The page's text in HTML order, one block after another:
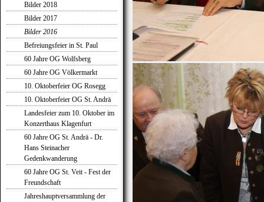
Bilder 2018
Bilder 2017
Bilder 2016
Befreiungsfeier in St. Paul
60 Jahre OG Wolfsberg
60 Jahre OG Völkermarkt
10. Oktoberfeier OG Rosegg
10. Oktoberfeier OG St. Andrä
Landesfeier zum 10. Oktober im
Konzerthaus Klagenfurt
60 Jahre OG St. Andrä - Dr.
Hans Steinacher
Gedenkwanderung
60 Jahre OG St. Veit - Fest der
Freundschaft
Jahreshauptversammlung der